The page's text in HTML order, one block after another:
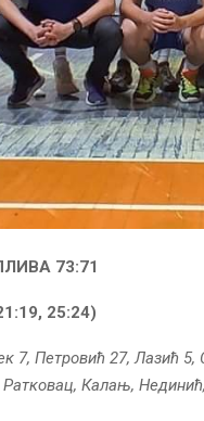
73:71
25:24)
7, Петровић 27, Лазић
Ратковац, Калањ,